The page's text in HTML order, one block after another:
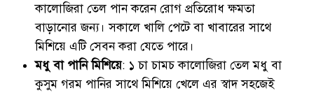
কালোজিরা তেল পান করেন রোগ প্রতিরোধ ক্ষমতা
বাড়ানোর জন্য। সকালে খালি পেটে বা খাবারের সাথে
মিশিয়ে এটি সেবন করা যেতে পারে।
মধু বা পানি মিশিয়ে: ১ চা চামচ কালোজিরা তেল মধু বা
কুসুম গরম পানির সাথে মিশিয়ে খেলে এর স্বাদ সহজেই